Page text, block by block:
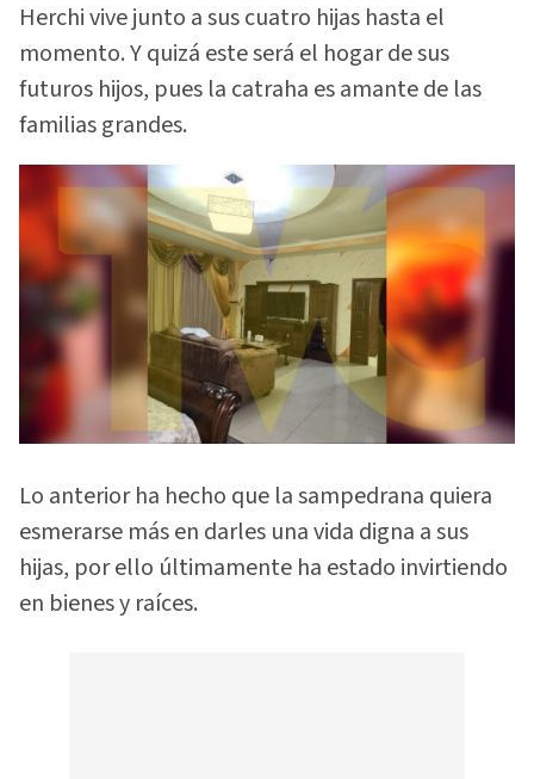
Herchi vive junto a sus cuatro hijas hasta el
momento. Y quizá este será el hogar de sus
futuros hijos, pues la catraha es amante de las
familias grandes.
Lo anterior ha hecho que la sampedrana quiera
esmerarse más en darles una vida digna a sus
hijas, por ello últimamente ha estado invirtiendo
en bienes y raíces.